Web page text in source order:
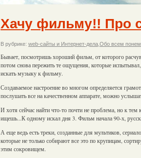
Хачу фильму!! Про
В рубрике: web-сайты и Интернет-дела Обо всем
Бывает, посмотришь хороший фильм, от которого
потом снова пережить те ощущения, которые
искать музыку к фильму.
Создаваемое настроение во многом определяется
послушать все на качественном аппарате, можно
И хотя сейчас найти что-то почти не проблема, но к
ищешь...К одному искал дня 3. Фильм начала 90-х,
А еще ведь есть треки, созданные для мультиков,
которые не только собирают все это по крупицам,
этим сокровищем.